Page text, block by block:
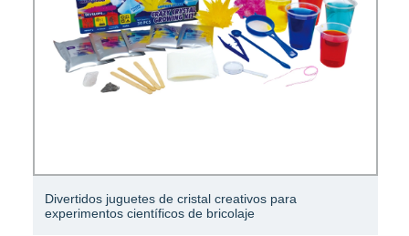
para
material de la máquina mezcladora de
seleccionado por proceso científico